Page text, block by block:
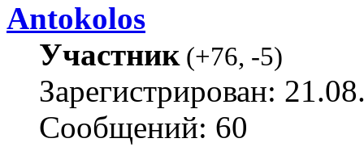
Antokolos
Участник(+76, -5)
Зарегистрирован:
Сообщений: 60